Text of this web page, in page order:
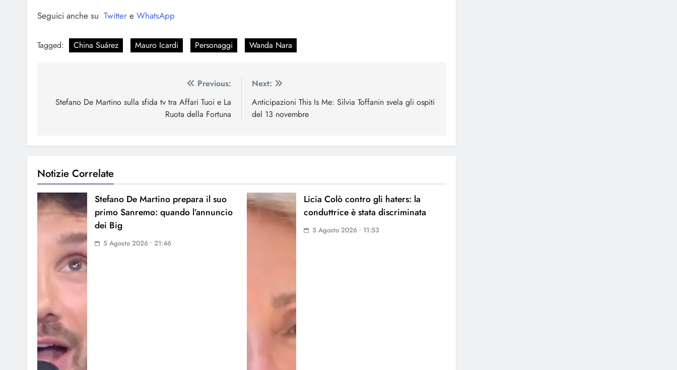
Seguici anche su Twitter e WhatsApp
Tagged: China Suárez Mauro Icardi Personaggi Wanda Nara
articoli
Previous:
Stefano De Martino sulla sfida tv tra Affari Tuoi e La
Ruota della Fortuna
Next:
Anticipazioni This Is Me: Silvia Toffanin svela gli ospiti
del 13 novembre
Notizie Correlate
Stefano De Martino prepara il suo
primo Sanremo: quando l’annuncio
dei Big
5 Agosto 2026 • 21:46
Licia Colò contro gli haters: la
conduttrice è stata discriminata
5 Agosto 2026 • 11:53